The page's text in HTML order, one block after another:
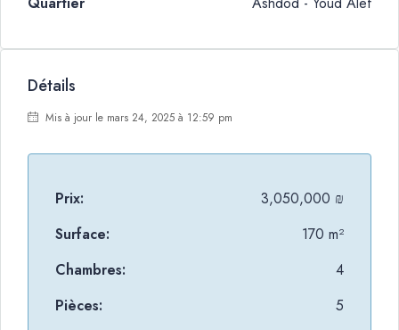
Détails
Mis à jour le mars 24, 2025 à 12:59 pm
Prix:
3,050,000 ₪
Surface:
170 m²
Chambres:
4
Pièces:
5